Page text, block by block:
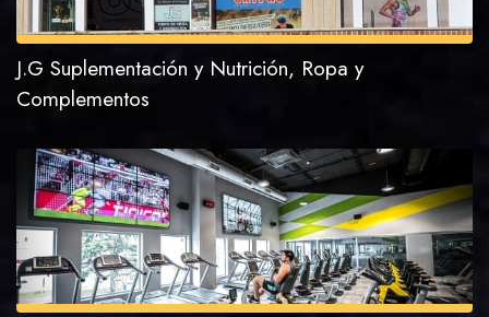
J.G Suplementación y Nutrición, Ropa y
Complementos